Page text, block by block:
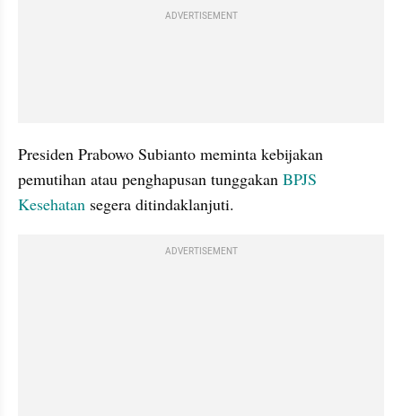
ADVERTISEMENT
Presiden Prabowo Subianto meminta kebijakan
pemutihan atau penghapusan tunggakan BPJS
Kesehatan segera ditindaklanjuti.
ADVERTISEMENT